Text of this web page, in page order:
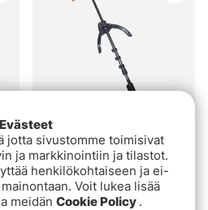
Fish It Mount 360 Ice
Fishing Pole
€179.90
Evästeet
jotta sivustomme toimisivat
ja markkinointiin ja tilastot.
henkilökohtaiseen ja ei-
Voit lukea lisää
meidän Cookie Policy .